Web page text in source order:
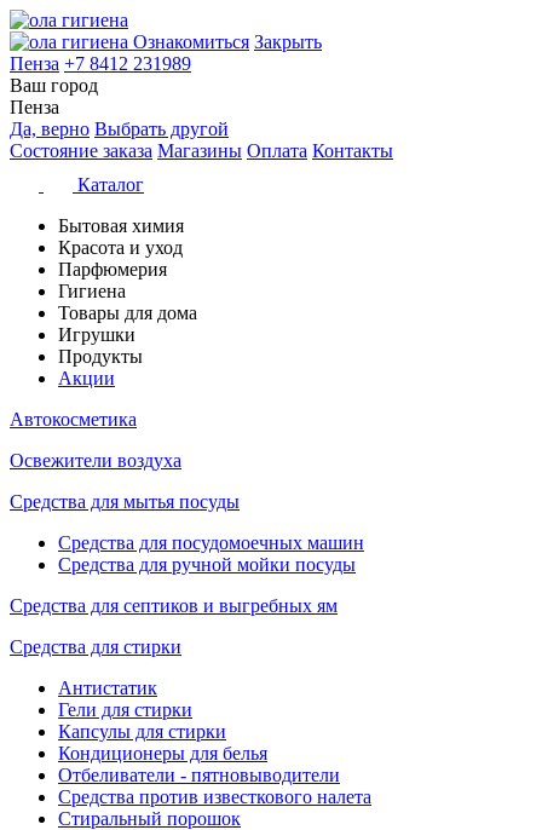
Ознакомиться Закрыть
Пенза +7 8412 231989
Ваш город
Пенза
Да, верно Выбрать другой
Состояние заказа Магазины Оплата Контакты
Каталог
Бытовая химия
Красота и уход
Парфюмерия
Гигиена
Товары для дома
Игрушки
Продукты
Акции
Автокосметика
Освежители воздуха
Средства для мытья посуды
Средства для посудомоечных машин
Средства для ручной мойки посуды
Средства для септиков и выгребных ям
Средства для стирки
Антистатик
Гели для стирки
Капсулы для стирки
Кондиционеры для белья
Отбеливатели - пятновыводители
Средства против известкового налета
Стиральный порошок